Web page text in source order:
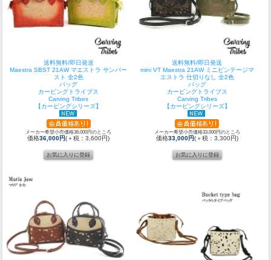
送料無料/即日発送
Maestra SBST 21AW マエストラ サンバー
スト 全2色
バッグ
カービングトライブス
Carving Tribes
【カービングシリーズ】
メーカー希望小売価格36,000円のところ
価格36,000円(＋税：3,600円)
送料無料/即日発送
mini VT Maestra 21AW ミニビンテージマ
エストラ 仕切りなし 全2色
バッグ
カービングトライブス
Carving Tribes
【カービングシリーズ】
メーカー希望小売価格33,000円のところ
価格33,000円(＋税：3,300円)